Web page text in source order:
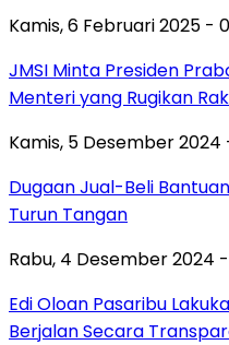
Kamis, 6 Februari 2025 -
JMSI Minta Presiden
Menteri yang Rugikan
Kamis, 5 Desember 2024
Dugaan Jual-Beli
Turun Tangan
Rabu, 4 Desember 2024 -
Edi Oloan Pasaribu
Berjalan Secara